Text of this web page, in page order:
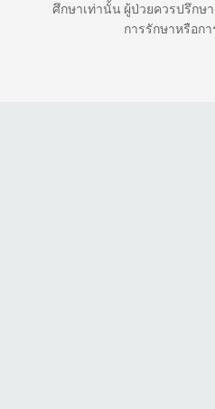
ศึกษาเท่านั้น ผู้ป่วยควรปรึกษ
การรักษาหรือก